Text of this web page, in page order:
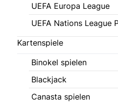
UEFA Europa League
UEFA Nations League
Kartenspiele
Binokel spielen
Blackjack
Canasta spielen